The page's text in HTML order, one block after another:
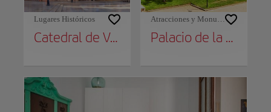
Lugares Históricos
Catedral de Valencia Palacio de la Música